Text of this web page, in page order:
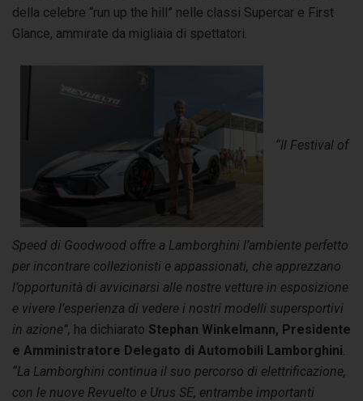
della celebre “run up the hill” nelle classi Supercar e First
Glance, ammirate da migliaia di spettatori.
“Il Festival of
Speed di Goodwood offre a Lamborghini l’ambiente perfetto
per incontrare collezionisti e appassionati, che apprezzano
l’opportunità di avvicinarsi alle nostre vetture in esposizione
e vivere l’esperienza di vedere i nostri modelli supersportivi
in azione”, ha dichiarato Stephan Winkelmann, Presidente
e Amministratore Delegato di Automobili Lamborghini
“La Lamborghini continua il suo percorso di elettrificazione,
con le nuove Revuelto e Urus SE, entrambe importanti